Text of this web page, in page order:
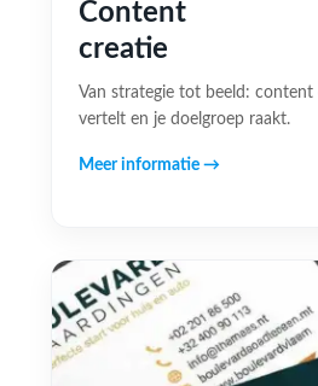
Content
creatie
Van strategie tot beeld: content
vertelt en je doelgroep raakt.
Meer informatie →